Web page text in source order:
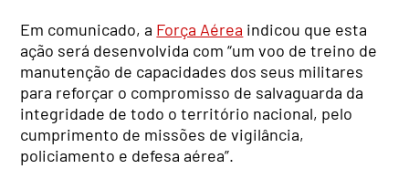
Em comunicado, a Força Aérea indicou que esta
ação será desenvolvida com “um voo de treino de
manutenção de capacidades dos seus militares
para reforçar o compromisso de salvaguarda da
integridade de todo o território nacional, pelo
cumprimento de missões de vigilância,
policiamento e defesa aérea”.